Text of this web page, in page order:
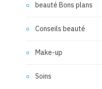
beauté Bons plans
Conseils beauté
Make-up
Soins